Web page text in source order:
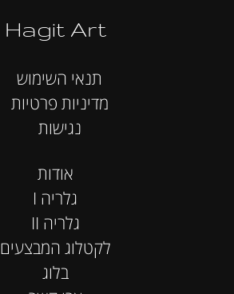
Hagit Art
אודות
I גלריה
II גלריה
לקטלוג המבצעים
בלוג
תנאי השימוש
מדיניות פרטיות
נגישות